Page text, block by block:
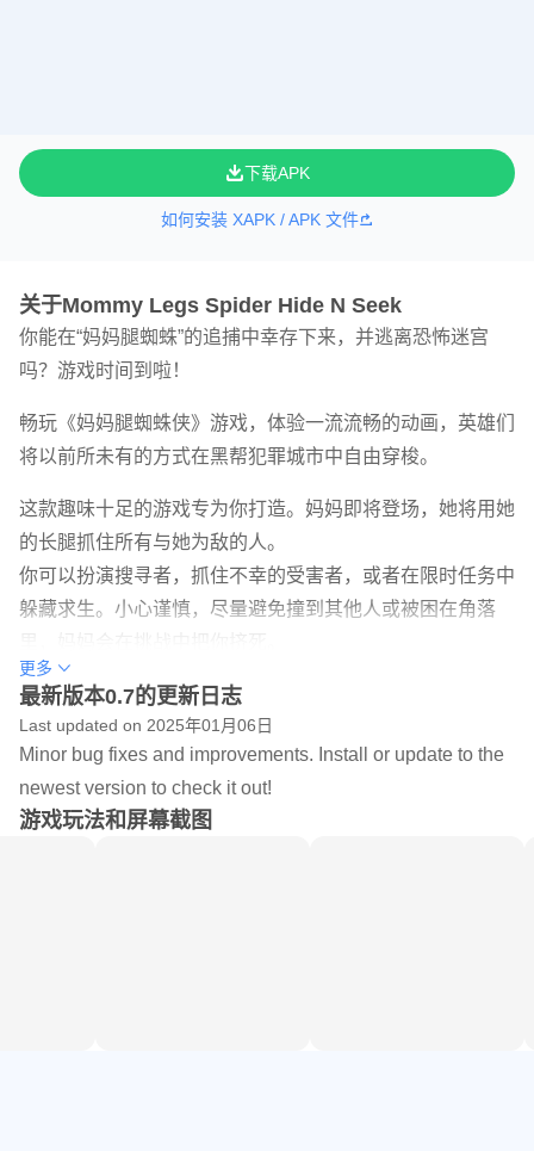
下载APK
如何安装 XAPK / APK 文件
关于Mommy Legs Spider Hide N Seek
你能在“妈妈腿蜘蛛”的追捕中幸存下来，并逃离恐怖迷宫
吗？游戏时间到啦！
畅玩《妈妈腿蜘蛛侠》游戏，体验一流流畅的动画，英雄们
将以前所未有的方式在黑帮犯罪城市中自由穿梭。
这款趣味十足的游戏专为你打造。妈妈即将登场，她将用她
的长腿抓住所有与她为敌的人。
你可以扮演搜寻者，抓住不幸的受害者，或者在限时任务中
躲藏求生。小心谨慎，尽量避免撞到其他人或被困在角落
腿妈妈蜘蛛游戏玩法：
玩法：
- 按住并拖动即可移动
- 获取金币和物品以购买能量
更多
最新版本0.7的更新日志
Last updated on 2025年01月06日
Minor bug fixes and improvements. Install or update to the
newest version to check it out!
游戏玩法和屏幕截图